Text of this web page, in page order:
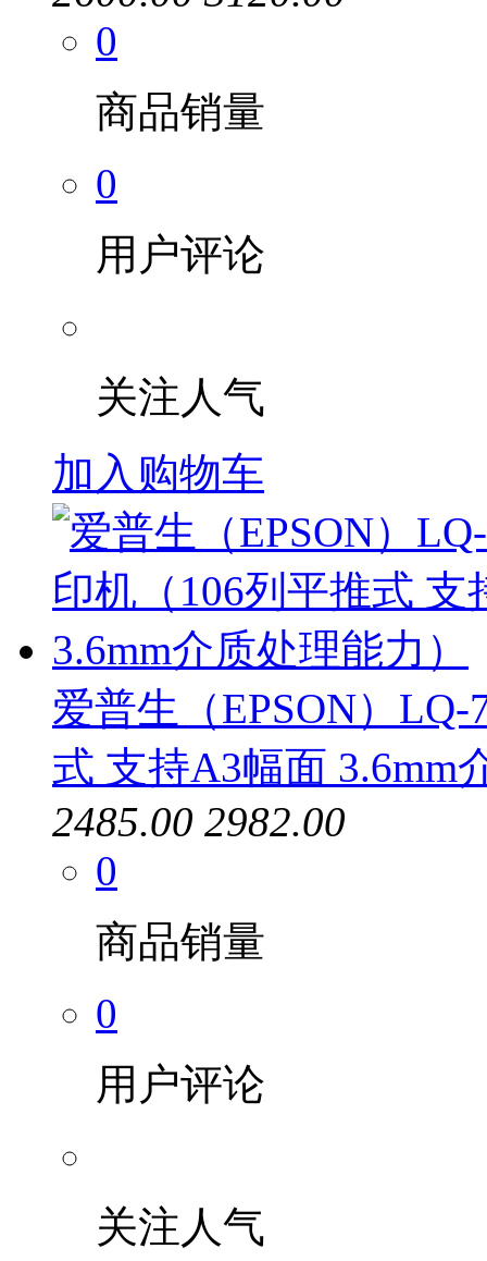
0
商品销量
0
用户评论
关注人气
加入购物车
爱普生（EPSON）
式 支持A3幅面 3.6mm
2485.00 2982.00
0
商品销量
0
用户评论
关注人气